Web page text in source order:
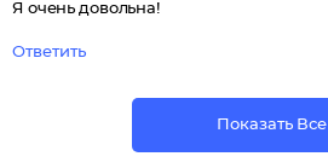
Я очень довольна!
Ответить
Показать Все